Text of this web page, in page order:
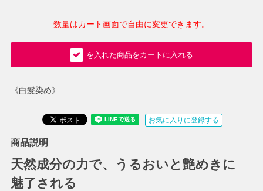
《白髪染め》
数量はカート画面で自由に変更できます。
を入れた商品をカートに入れる
お気に入りに登録する
商品説明
天然成分の力で、うるおいと艶めきに
魅了される